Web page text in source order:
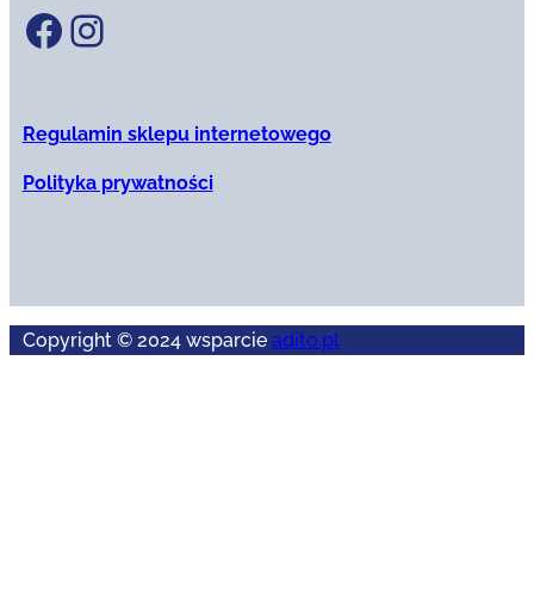
Facebook Instagram
Regulamin sklepu internetowego
Polityka prywatności
Copyright © 2024 wsparcie adito.pl